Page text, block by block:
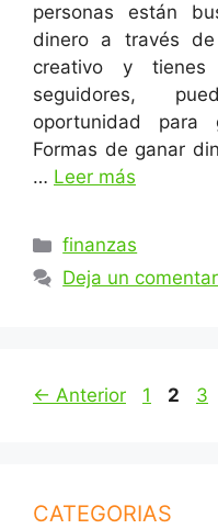
personas están
dinero a través
creativo y
seguidores,
oportunidad para
Formas de ganar
… Leer más
Categorías
finanzas
Deja un
← Anterior Página
1 2 3
CATEGORIAS